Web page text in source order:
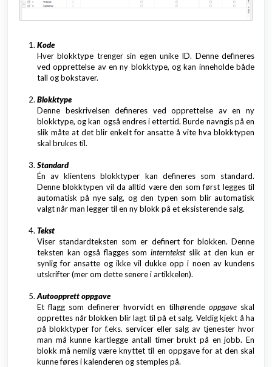
Kode
Hver blokktype trenger sin egen unike ID. Denne defineres
ved opprettelse av en ny blokktype, og kan inneholde både
tall og bokstaver.
Blokktype
Denne beskrivelsen defineres ved opprettelse av en ny
blokktype, og kan også endres i ettertid. Burde navngis på en
slik måte at det blir enkelt for ansatte å vite hva blokktypen
skal brukes til.
Standard
Én av klientens blokktyper kan defineres som standard.
Denne blokktypen vil da alltid være den som først legges til
automatisk på nye salg, og den typen som blir automatisk
valgt når man legger til en ny blokk på et eksisterende salg.
Tekst
Viser standardteksten som er definert for blokken. Denne
teksten kan også flagges som interntekstslik at den kun er
synlig for ansatte og ikke vil dukke opp i noen av kundens
utskrifter (mer om dette senere i artikkelen).
Autoopprett oppgave
Et flagg som definerer hvorvidt en tilhørendeoppgave skal
opprettes når blokken blir lagt til på et salg. Veldig kjekt å ha
på blokktyper for f.eks. servicer eller salg av tjenester hvor
man må kunne kartlegge antall timer brukt på en jobb. En
blokk må nemlig være knyttet til en oppgave for at den skal
kunne føres i kalenderen og stemples på.